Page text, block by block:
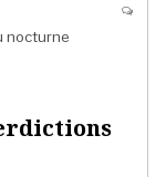
nocturne